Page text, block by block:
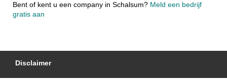
Bent of kent u een company in Schalsum? Meld een bedrijf
gratis aan
Disclaimer